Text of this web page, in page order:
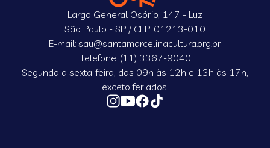
Largo General Osório, 147 - Luz
São Paulo - SP / CEP: 01213-010
E-mail: sau@santamarcelinacultura.org.br
Telefone: (11) 3367-9040
Segunda a sexta-feira, das 09h às 12h e 13h às 17h,
exceto feriados.